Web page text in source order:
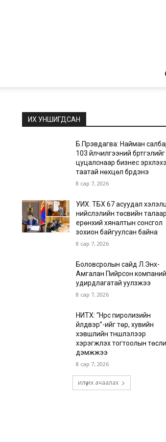
ИХ УНШИГДСАН
Б.Пүрэвдагва: Найман
103 үйлчилгээний бүртгэлийг
цуцалснаар бизнес
таатай нөхцөл бүрдэнэ
8 сар 7, 2026
УИХ: ТБХ 67 асуудал
нийслэлийн төсвийн
ерөнхий хяналтын сонсгол
зохион байгуулсан байна
8 сар 7, 2026
Боловсролын сайд Л.Энх-
Амгалан Пийрсон
удирдлагатай уулзжээ
8 сар 7, 2026
НИТХ: “Нүүрс пиролизийн
үйлдвэр”-ийг төр, хувийн
хэвшлийн түншлэлээр
хэрэгжүүлэх тогтоолын
дэмжжээ
8 сар 7, 2026
илүү их ачаалах